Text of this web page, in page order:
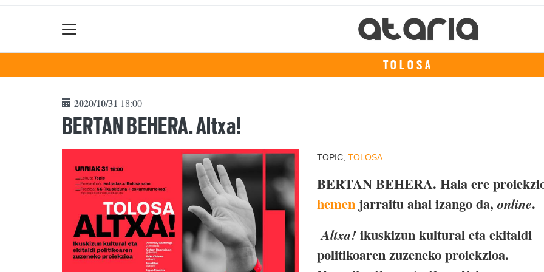
TOLOSA
2020/10/31 18:00
BERTAN BEHERA. Altxa!
TOPIC, TOLOSA
BERTAN BEHERA. Hala ere
hemen jarraitu ahal izango da, online.
Altxa!ikuskizun kultural eta ekitaldi
politikoaren zuzeneko proiekzioa.